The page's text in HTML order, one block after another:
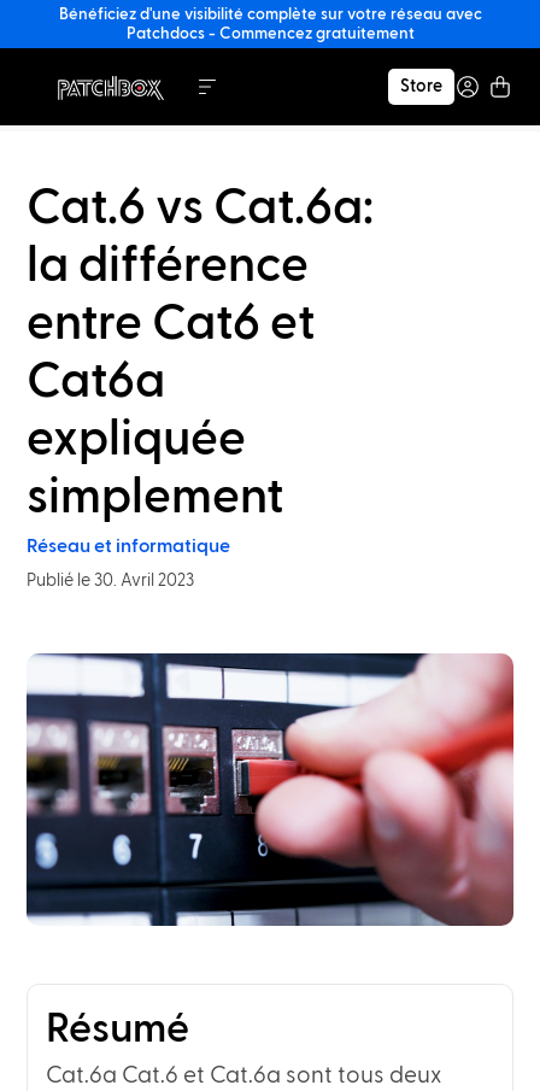
Bénéficiez d'une visibilité complète sur votre réseau avec
Patchdocs - Commencez gratuitement
Store
Cat.6 vs Cat.6a:
la différence
entre Cat6 et
Cat6a
expliquée
simplement
Réseau et informatique
Publié le 30. Avril 2023
Résumé
Cat.6a Cat.6 et Cat.6a sont tous deux